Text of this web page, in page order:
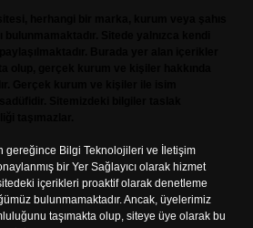
gereğince Bilgi Teknolojileri ve İletişim
bir Yer Sağlayıcı olarak hizmet
içerikleri proaktif olarak denetleme
bulunmamaktadır. Ancak, üyelerimiz
taşımakta olup, siteye üye olarak bu